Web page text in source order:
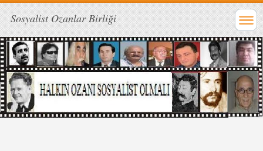
Sosyalist Ozanlar Birliği